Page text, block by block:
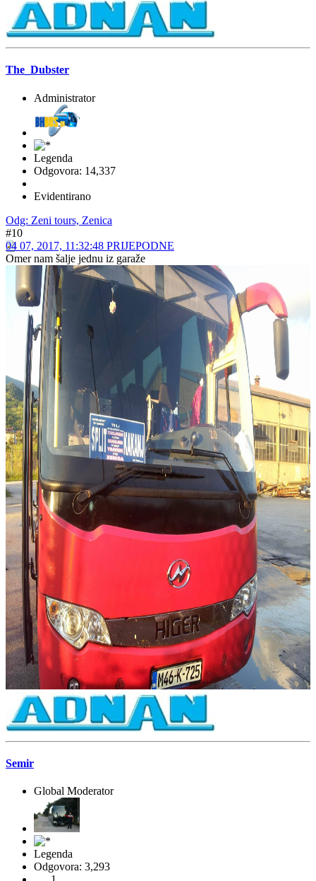
Administrator
Legenda
Evidentirano
Odg: Zeni tours, Zenica
17 06, 2017, 23:15:16 POSLIJEPODNE
ove temse sa klimom naprijed mi se pravo sviđaju
The_Dubster
Administrator
Legenda
Odgovora: 14,337
Evidentirano
Odg: Zeni tours, Zenica
#10
04 07, 2017, 11:32:48 PRIJEPODNE
Omer nam šalje jednu iz garaže